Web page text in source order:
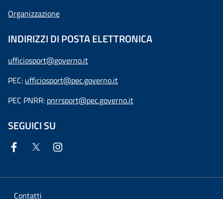
Organizzazione
INDIRIZZI DI POSTA ELETTRONICA
ufficiosport@governo.it
PEC: ufficiosport@pec.governo.it
PEC PNRR: pnrrsport@pec.governo.it
SEGUICI SU
Contatti